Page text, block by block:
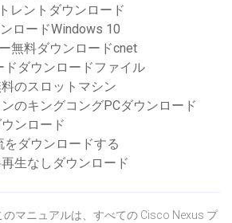
レントダウンロード
ロードWindows 10
無料ダウンロードcnet
ドダウンロードファイル
のスロットマシン
のキングコングPCダウンロード
ンロード
をダウンロードする
生なしダウンロード
のマニュアルは、すべての Cisco Nexus プ